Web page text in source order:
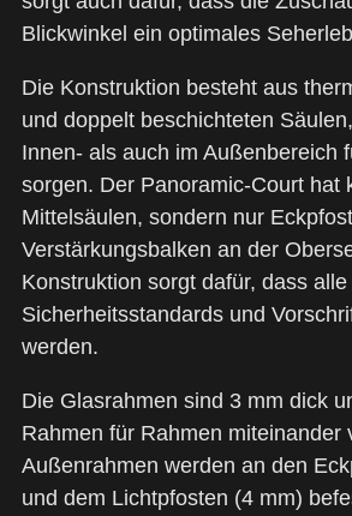
Blickwinkel ein optimales
Die Konstruktion besteht aus
und doppelt beschichteten
Innen- als auch im Außenbereich
sorgen. Der Panoramic-Court hat
Mittelsäulen, sondern nur
Verstärkungsbalken an der
Konstruktion sorgt dafür, dass alle
Sicherheitsstandards und
werden.
Die Glasrahmen sind 3 mm dick
Rahmen für Rahmen miteinander
Außenrahmen werden an den
und dem Lichtpfosten (4 mm)